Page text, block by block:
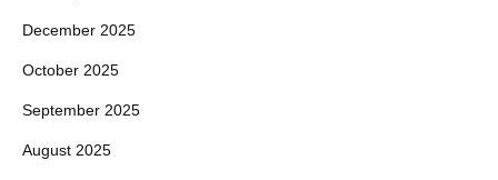
December 2025
October 2025
September 2025
August 2025